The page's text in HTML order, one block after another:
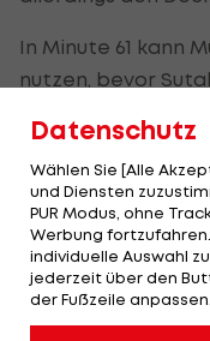
In Minute 61 kann
nutzen, bevor
Im Cup-
des Duells
welches am 21.
Datenschutz
Wählen Sie [Alle
und Diensten
PUR Modus, ohne
Werbung
individuelle Auswahl
jederzeit über den
der Fußzeile anpassen.